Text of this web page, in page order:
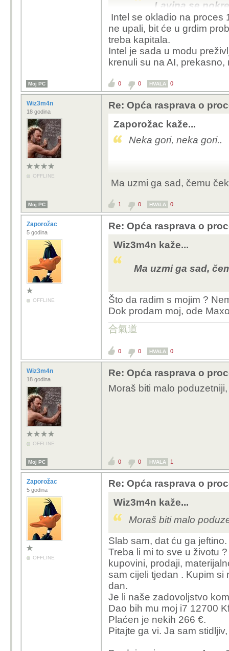
Lavina se
ju zaustavi pa
se AMDov
vjerojatno i nije
novih
politike prema
sve njegove
procesu i
TSMC.
Naravno da nije, jer jedna osoba
promjene poslovnog mentaliteta.
katastrofa za Intel
gledaju realno.Apsurd na kvadrat
aktualno za Desktop štanca TSMC
- najnovije prevelike
na TSMC 5nm
leđima Američkih poreznih
Intel se okladio na proces
ne upali, bit će u grdim
treba kapitala.
Intel je sada u modu
krenuli su na AI,
Moj PC 0 0 HVALA 0
Wiz3m4n
18 godina
OFFLINE
Re: Opća rasprava o
Zaporožac kaže...
Neka gori, neka gori..
Svejedno, sljedeće
Ma uzmi ga sad, čemu
Moj PC 1 0 HVALA 0
Zaporožac
5 godina
OFFLINE
Re: Opća rasprava o
Wiz3m4n kaže...
Ma uzmi ga sad,
Što da radim s mojim ?
Dok prodam moj, ode
合氣道
0 0 HVALA 0
Wiz3m4n
18 godina
OFFLINE
Re: Opća rasprava o
Moraš biti malo
Moj PC 0 0 HVALA 1
Zaporožac
5 godina
OFFLINE
Re: Opća rasprava o
Wiz3m4n kaže...
Moraš biti malo
Slab sam, dat ću ga jeftino.
Treba li mi to sve u životu
kupovini, prodaji,
sam cijeli tjedan . Kupim si
dan.
Je li naše zadovoljstvo
Dao bih mu moj i7 12700
Plaćen je nekih 266 €.
Pitajte ga vi. Ja sam